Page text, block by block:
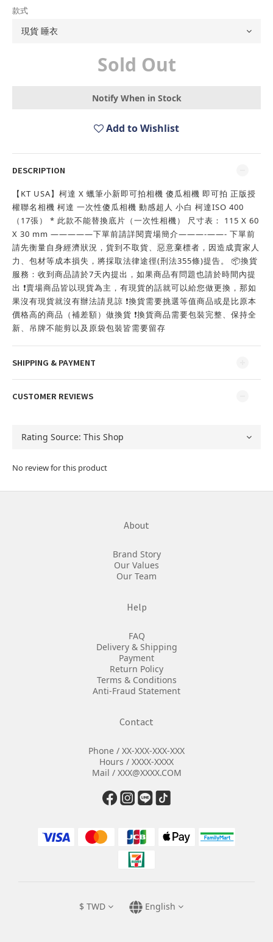
款式
Sold Out
Notify When in Stock
Add to Wishlist
DESCRIPTION
【KT USA】柯達 X 蠟筆小新即可拍相機 傻瓜相機 即可拍 正版授
權聯名相機 柯達 一次性傻瓜相機 動感超人 小白 柯達ISO 400
（17張） * 此款不能替換底片（一次性相機） 尺寸表： 115 X 60
X 30 mm —————下單前請詳閱賣場簡介———-——- 下單前
請先衡量自身經濟狀況，貨到不取貨、惡意棄標者，因造成賣家人
力、包材等成本損失，將採取法律途徑(刑法355條)提告。 📦換貨
服務：收到商品請於7天內提出，如果商品有問題也請於時間內提
出 ❗️賣場商品皆以現貨為主，有現貨的話就可以給您做更換，那如
果沒有現貨就沒有辦法請見諒 ❗️換貨需要挑選等值商品或是比原本
價格高的商品（補差額）做換貨 ❗️換貨商品需要包裝完整、保持全
新、吊牌不能剪以及原袋包裝皆需要留存
SHIPPING & PAYMENT
CUSTOMER REVIEWS
No review for this product
About
Brand Story
Our Values
Our Team
Help
FAQ
Delivery & Shipping
Payment
Return Policy
Terms & Conditions
Anti-Fraud Statement
Contact
Phone / XX-XXX-XXX-XXX
Hours / XXXX-XXXX
Mail / XXX@XXXX.COM
$ TWD English